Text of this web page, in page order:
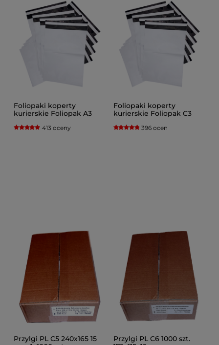
Foliopaki koperty
kurierskie Foliopak A3
opakowanie 100 szt.
413 oceny
Foliopaki koperty
kurierskie Foliopak C3
czarne opakowanie 100
396 ocen
Przylgi PL C5 240x165 15
Przylgi PL C6 1000 szt.